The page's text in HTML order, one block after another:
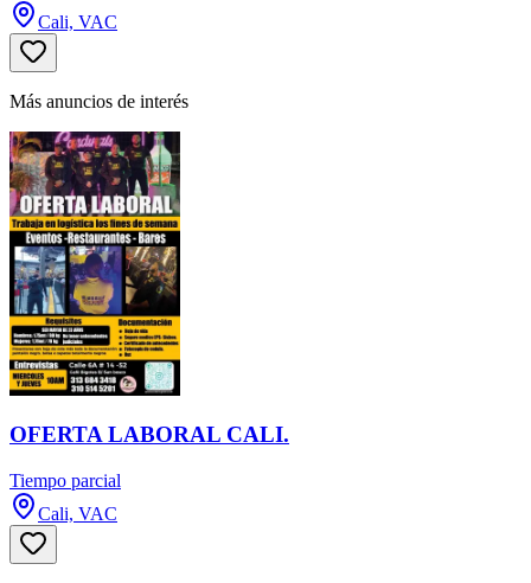
Cali, VAC
Más anuncios de interés
OFERTA LABORAL CALI.
Tiempo parcial
Cali, VAC